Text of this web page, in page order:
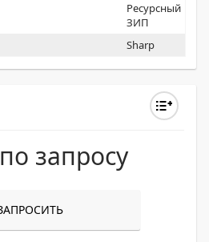
Ресурсный
ЗИП
Sharp
запросу